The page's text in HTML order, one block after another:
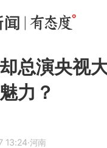
总演央视
力？
13:24·河南